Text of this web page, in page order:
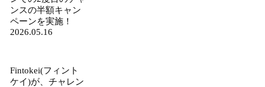
ンスの半額キャン
ペーンを実施！
2026.05.16
Fintokei(フィント
ケイ)が、チャレン